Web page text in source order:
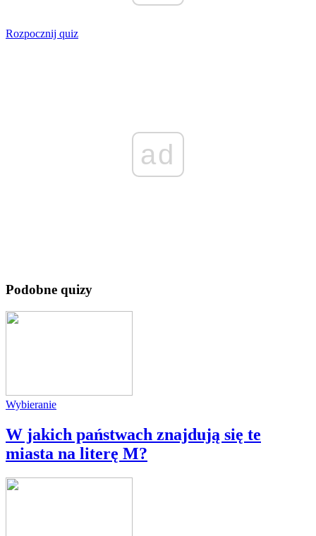
Rozpocznij quiz
ad
Podobne quizy
Wybieranie
W jakich państwach znajdują się te
miasta na literę M?